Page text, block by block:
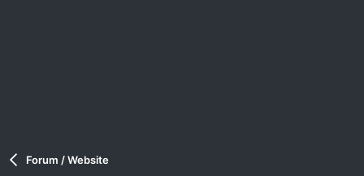
Forum / Website